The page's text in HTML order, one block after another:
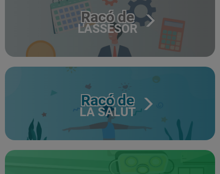
Racó de
L'ASSESOR
Racó de
LA SALUT